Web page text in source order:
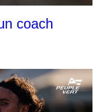
coach